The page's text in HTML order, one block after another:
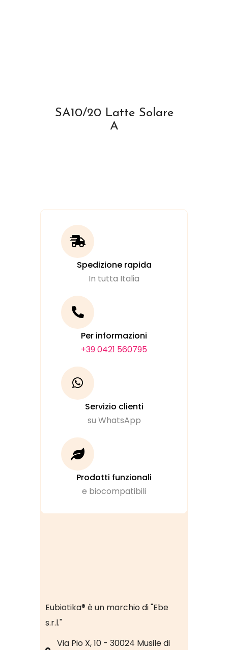
SA10/20 Latte Solare
A
Spedizione rapida
In tutta Italia
Per informazioni
+39 0421 560795
Servizio clienti
su WhatsApp
Prodotti funzionali
e biocompatibili
Eubiotika® è un marchio di "Ebe
s.r.l."
Via Pio X, 10 - 30024 Musile di